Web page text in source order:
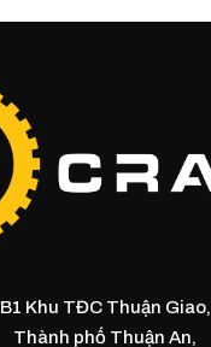
B1 Khu TĐC Thuận Giao,
Thành phố Thuận An,